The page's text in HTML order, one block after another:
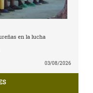
en la lucha
03/08/2026